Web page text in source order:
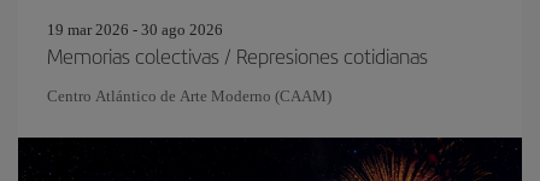
19 mar 2026 - 30 ago 2026
Memorias colectivas / Represiones cotidianas
Centro Atlántico de Arte Moderno (CAAM)